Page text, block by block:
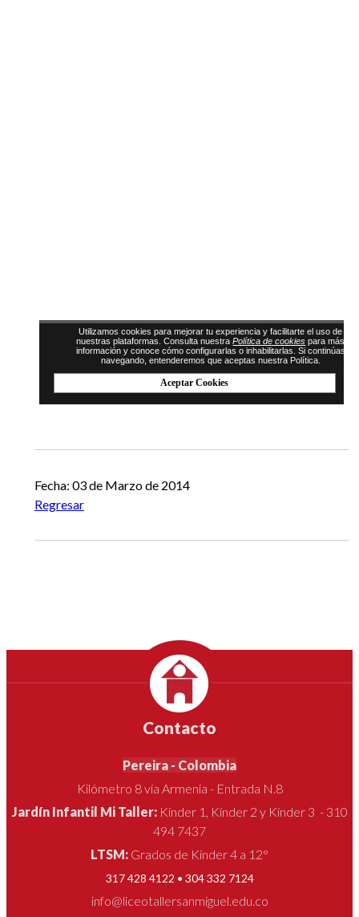
Fecha: 03 de Marzo de 2014
Regresar
Contacto
Pereira - Colombia
Kilómetro 8 vía Armenia - Entrada N.8
Jardín Infantil Mi Taller: Kínder 1, Kínder 2 y Kínder 3 - 310
494 7437
LTSM: Grados de Kínder 4 a 12°
317 428 4122 • 304 332 7124
info@liceotallersanmiguel.edu.co